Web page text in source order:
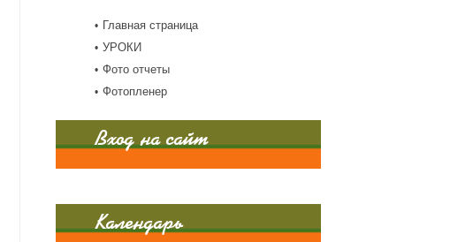
Главная страница
УРОКИ
Фото отчеты
Фотопленер
Вход на сайт
Календарь